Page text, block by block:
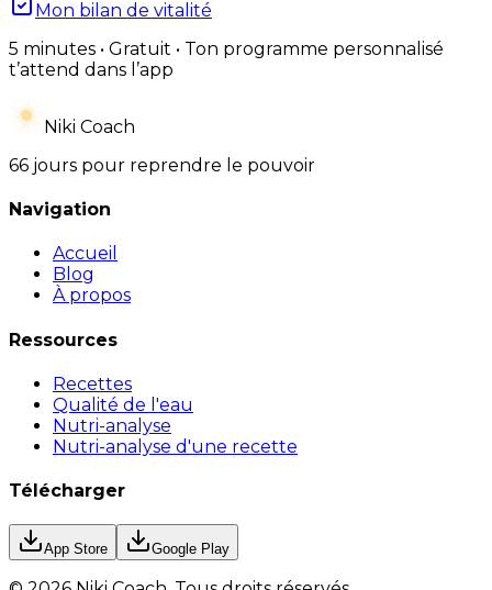
Mon bilan de vitalité
5 minutes • Gratuit • Ton programme personnalisé
t’attend dans l’app
Niki Coach
66 jours pour reprendre le pouvoir
Navigation
Accueil
Blog
À propos
Ressources
Recettes
Qualité de l'eau
Nutri-analyse
Nutri-analyse d'une recette
Télécharger
App Store Google Play